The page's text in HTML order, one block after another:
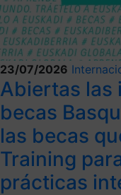
23/07/2026
Abiertas las
becas
las becas
Training
prácticas